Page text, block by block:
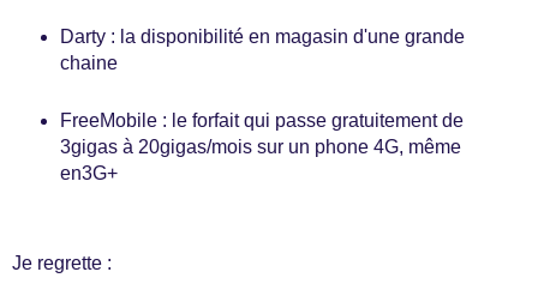
Darty : la disponibilité en magasin d'une grande
chaine
FreeMobile : le forfait qui passe gratuitement de
3gigas à 20gigas/mois sur un phone 4G, même
en3G+
Je regrette :